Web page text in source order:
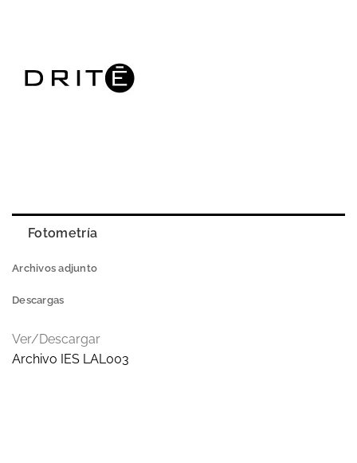
Fotometría
Archivos adjunto
Descargas
Ver/Descargar
Archivo IES LAL003